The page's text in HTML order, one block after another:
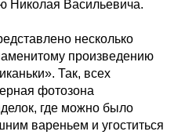
Николая Васильевича.
несколько
произведению
Так, всех
фотозона
где можно было
вареньем и угоститься